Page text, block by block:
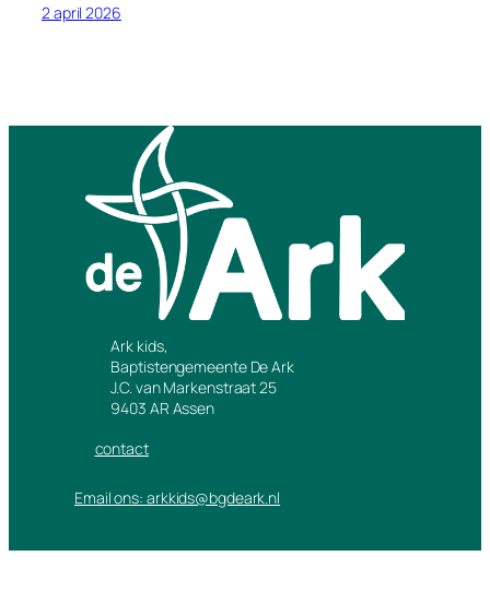
2 april 2026
Ark kids,
Baptistengemeente De Ark
J.C. van Markenstraat 25
9403 AR Assen
contact
Email ons: arkkids@bgdeark.nl